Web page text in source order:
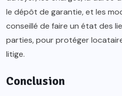
le dépôt de garantie, et les
conseillé de faire un état des
parties, pour protéger
litige.
Conclusion